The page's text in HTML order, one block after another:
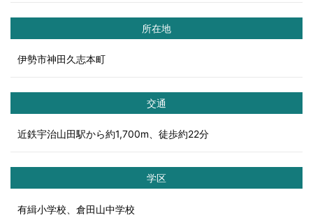
所在地
伊勢市神田久志本町
交通
近鉄宇治山田駅から約1,700m、徒歩約22分
学区
有緝小学校、倉田山中学校